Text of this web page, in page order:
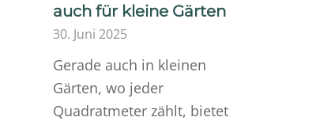
auch für kleine Gärten
30. Juni 2025
Gerade auch in kleinen
Gärten, wo jeder
Quadratmeter zählt, bietet